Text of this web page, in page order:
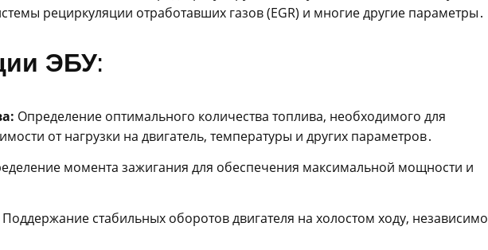
рециркуляции отработавших газов (EGR) и многие другие параметры․
ЭБУ:
Определение оптимального количества топлива, необходимого для
от нагрузки на двигатель, температуры и других параметров․
момента зажигания для обеспечения максимальной мощности и
Поддержание стабильных оборотов двигателя на холостом ходу,